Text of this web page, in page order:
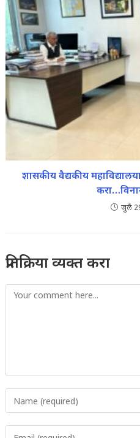
शासकीय वैद्यकीय
जुलै
प्रतिक्रिया व्यक्त करा
Comment
your